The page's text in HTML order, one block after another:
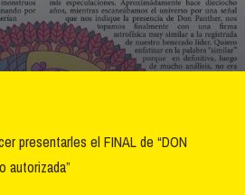
presentarles el FINAL de “DON
autorizada”